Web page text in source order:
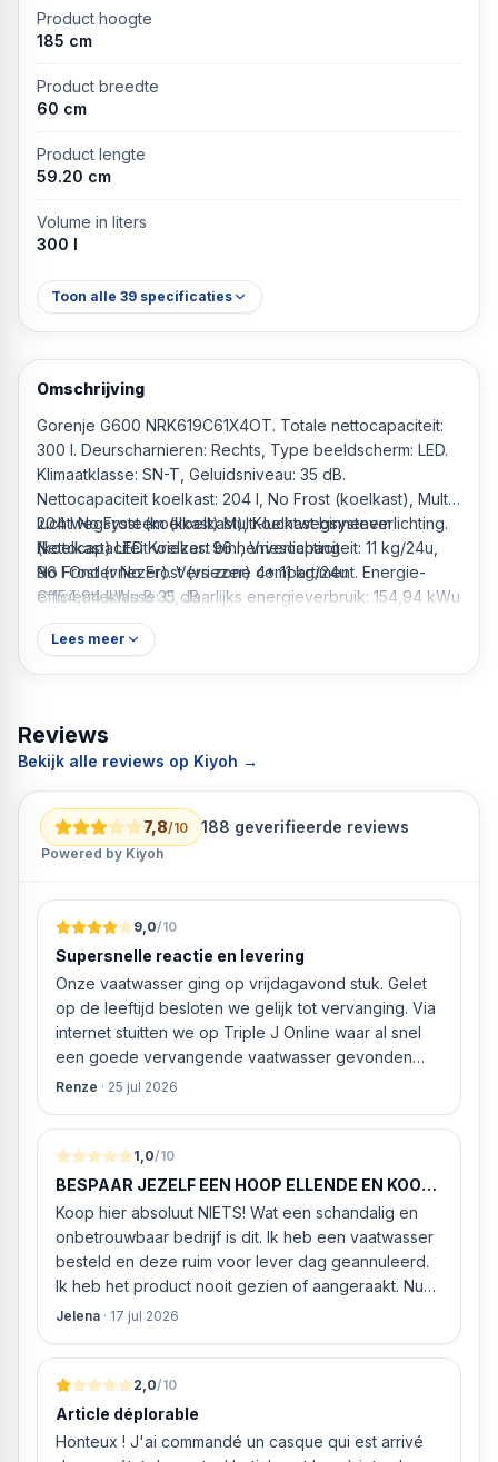
Product hoogte
185 cm
Product breedte
60 cm
Product lengte
59.20 cm
Volume in liters
300 l
Toon alle 39 specificaties
Omschrijving
Gorenje G600 NRK619C61X4OT. Totale nettocapaciteit:
300 l. Deurscharnieren: Rechts, Type beeldscherm: LED.
Klimaatklasse: SN-T, Geluidsniveau: 35 dB.
Nettocapaciteit koelkast: 204 l, No Frost (koelkast), Multi-
luchtwegsysteem (koelkast), Koelkast binnenverlichting.
Nettocapaciteit vriezer: 96 l, Vriescapaciteit: 11 kg/24u,
No Frost (vriezer). Vers zone compartiment. Energie-
efficiëntieklasse: C, Jaarlijks energieverbruik: 154,94 kWu
Grijs, Roestvrijstaal, Donkergrijs Vrijstaand 300 l
204 l No Frost (koelkast) Multi-luchtwegsysteem
(koelkast) LED Koelkast binnenverlichting
96 l Onder No Frost (vriezer) 4* 11 kg/24u
C 154,94 kWu B 35 dB
Lees meer
Reviews
Bekijk alle reviews op Kiyoh →
7,8/10 188 geverifieerde reviews
Powered by Kiyoh
9,0/10
Supersnelle reactie en levering
Onze vaatwasser ging op vrijdagavond stuk. Gelet
op de leeftijd besloten we gelijk tot vervanging. Via
internet stuitten we op Triple J Online waar al snel
een goede vervangende vaatwasser gevonden
werd. ‘s Ochtends even gebeld met de
geïnstalleerd kan worden. Dit bleek het geval tegen
alleszins concurrente prijzen. De vriendelijke
medewerker gaf aan dat, als we gelijk via de
website gingen bestellen en betalen, hij z’n best
ging doen om ‘s middags nog te leveren. Het
bleken geen loze woorden: om 16.00 uur werd de
Neff vaatwasser geleverd en ver
Renze · 25 jul 2026
1,0/10
BESPAAR JEZELF EEN HOOP ELLENDE EN KOOP
HIER NIETS!
Koop hier absoluut NIETS! Wat een schandalig en
onbetrouwbaar bedrijf is dit. Ik heb een vaatwasser
besteld en deze ruim voor lever dag geannuleerd.
Ik heb het product nooit gezien of aangeraakt. Nu
weigeren ze gewoon om mijn geld volledig terug te
van MIJN geld inhouden!
Jelena · 17 jul 2026
2,0/10
Article déplorable
Honteux ! J'ai commandé un casque qui est arrivé